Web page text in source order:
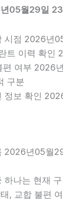
05월29일
시점 2026년
트 이력 확
편 여부 2026
구분
정보 확인
2026년05월
하나는 현재
, 교합 불편